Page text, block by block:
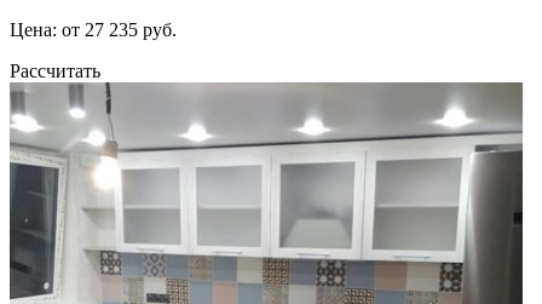
Цена: от 27 235 руб.
Рассчитать